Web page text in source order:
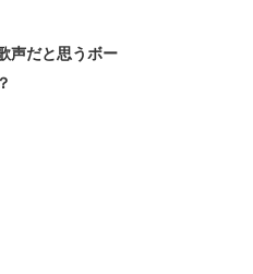
声だと思うボー